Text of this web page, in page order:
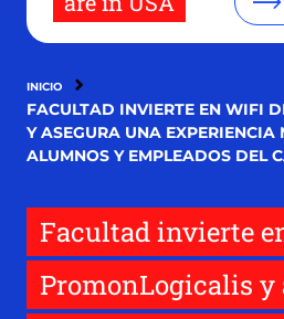
INICIO
FACULTAD INVIERTE EN WIFI
Y ASEGURA UNA EXPERIENCIA
ALUMNOS Y EMPLEADOS DEL
Facultad invierte
PromonLogicalis y